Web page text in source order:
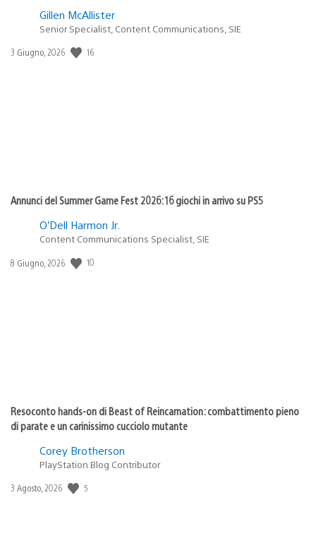
Gillen McAllister
Senior Specialist, Content Communications, SIE
Data
3 Giugno, 2026 16
Annunci del Summer Game Fest 2026: 16 giochi in arrivo su PS5
O’Dell Harmon Jr.
Content Communications Specialist, SIE
Data
8 Giugno, 2026 10
Resoconto hands-on di Beast of Reincarnation: combattimento pieno
di parate e un carinissimo cucciolo mutante
Corey Brotherson
PlayStation Blog Contributor
Data
3 Agosto, 2026 5